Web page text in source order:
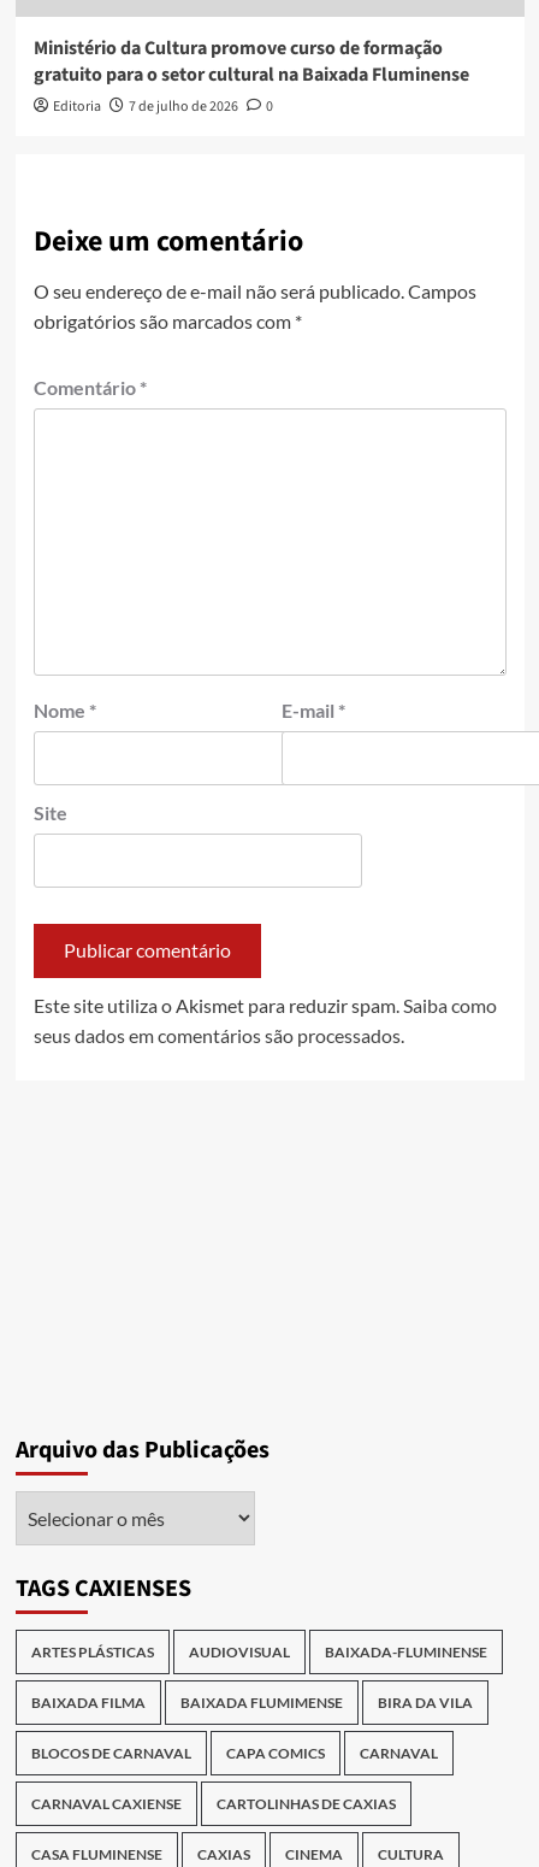
Ministério da Cultura promove curso de formação
gratuito para o setor cultural na Baixada Fluminense
Editoria 7 de julho de 2026 0
Deixe um comentário
O seu endereço de e-mail não será publicado. Campos
obrigatórios são marcados com *
Comentário *
Nome * E-mail *
Site
Este site utiliza o Akismet para reduzir spam. Saiba como
seus dados em comentários são processados.
Arquivo das Publicações
TAGS CAXIENSES
ARTES PLÁSTICAS AUDIOVISUAL BAIXADA-FLUMINENSE
BAIXADA FILMA BAIXADA FLUMIMENSE BIRA DA VILA
BLOCOS DE CARNAVAL CAPA COMICS CARNAVAL
CARNAVAL CAXIENSE CARTOLINHAS DE CAXIAS
CASA FLUMINENSE CAXIAS CINEMA CULTURA